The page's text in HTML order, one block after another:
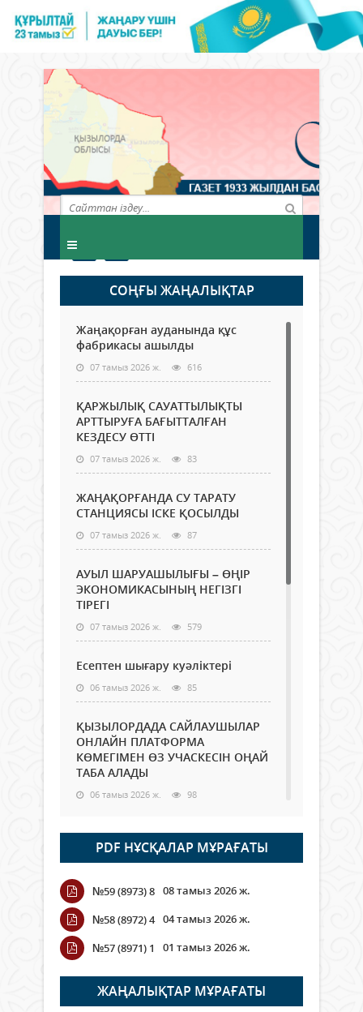
СОҢҒЫ ЖАҢАЛЫҚТАР
Жаңақорған ауданында құс
фабрикасы ашылды
07 тамыз 2026 ж. 616
ҚАРЖЫЛЫҚ САУАТТЫЛЫҚТЫ
АРТТЫРУҒА БАҒЫТТАЛҒАН
КЕЗДЕСУ ӨТТІ
07 тамыз 2026 ж. 83
ЖАҢАҚОРҒАНДА СУ ТАРАТУ
СТАНЦИЯСЫ ІСКЕ ҚОСЫЛДЫ
07 тамыз 2026 ж. 87
АУЫЛ ШАРУАШЫЛЫҒЫ – ӨҢІР
ЭКОНОМИКАСЫНЫҢ НЕГІЗГІ
ТІРЕГІ
07 тамыз 2026 ж. 579
Есептен шығару куәліктері
06 тамыз 2026 ж. 85
ҚЫЗЫЛОРДАДА САЙЛАУШЫЛАР
ОНЛАЙН ПЛАТФОРМА
КӨМЕГІМЕН ӨЗ УЧАСКЕСІН ОҢАЙ
ТАБА АЛАДЫ
06 тамыз 2026 ж. 98
Open Air: Қызылорда облысы
полиция департаменті 20
мыңнан астам көрерменнің
қауіпсіздігін қамтамасыз етті
06 тамыз 2026 ж.
Wi-Fi ҚАБЫРҒА АРҚЫЛЫ ҚАЛАЙ
ӨТЕДІ?
06 тамыз 2026 ж. 276
PDF НҰСҚАЛАР МҰРАҒАТЫ
№59 (8973) 8 08 тамыз 2026 ж.
№58 (8972) 4 04 тамыз 2026 ж.
№57 (8971) 1
01 тамыз 2026 ж.
ЖАҢАЛЫҚТАР МҰРАҒАТЫ